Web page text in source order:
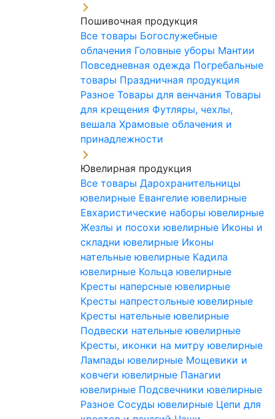
Пошивочная продукция
Все товары Богослужебные
облачения Головные уборы Мантии
Повседневная одежда Погребальные
товары Праздничная продукция
Разное Товары для венчания Товары
для крещения Футляры, чехлы,
вешала Храмовые облачения и
принадлежности
Ювелирная продукция
Все товары Дарохранительницы
ювелирные Евангелие ювелирные
Евхаристические наборы ювелирные
Жезлы и посохи ювелирные Иконы и
складни ювелирные Иконы
нательные ювелирные Кадила
ювелирные Кольца ювелирные
Кресты наперсные ювелирные
Кресты напрестольные ювелирные
Кресты нательные ювелирные
Подвески нательные ювелирные
Кресты, иконки на митру ювелирные
Лампады ювелирные Мощевики и
ковчеги ювелирные Панагии
ювелирные Подсвечники ювелирные
Разное Сосуды ювелирные Цепи для